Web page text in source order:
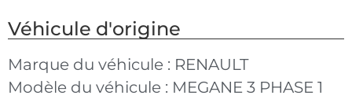
Véhicule d'origine
Marque du véhicule : RENAULT
Modèle du véhicule : MEGANE 3 PHASE 1